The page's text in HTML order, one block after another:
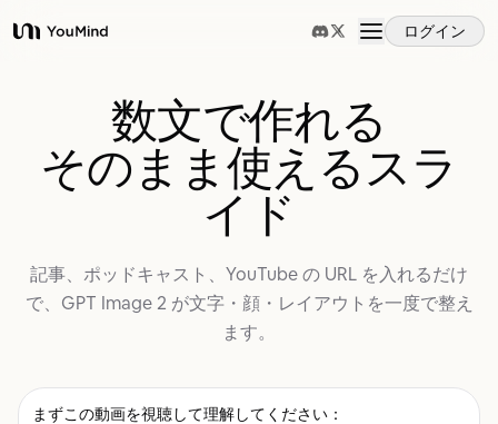
YouMind ログイン
ユースケース
プロンプト
料金
数文で作れる
そのまま使えるスラ
イド
記事、ポッドキャスト、YouTube の URL を入れるだけ
で、GPT Image 2 が文字・顔・レイアウトを一度で整え
ます。